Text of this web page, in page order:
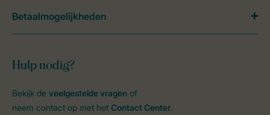
Hulp nodig?
Bekijk de veelgestelde vragen of
neem contact op met het Contact Center.
Betaalmogelijkheden